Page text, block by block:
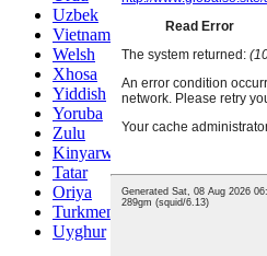
Uzbek
Vietnamese
Welsh
Xhosa
Yiddish
Yoruba
Zulu
Kinyarwanda
Tatar
Oriya
Turkmen
Uyghur